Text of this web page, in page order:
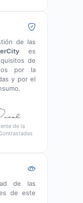
de las
es
de
por la
y por el
de la
de las
de este